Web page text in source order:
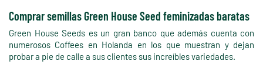
Comprar semillas Green House Seed feminizadas baratas
Green House Seeds es un gran banco que además cuenta con
numerosos Coffees en Holanda en los que muestran y dejan
probar a pie de calle a sus clientes sus increíbles variedades.